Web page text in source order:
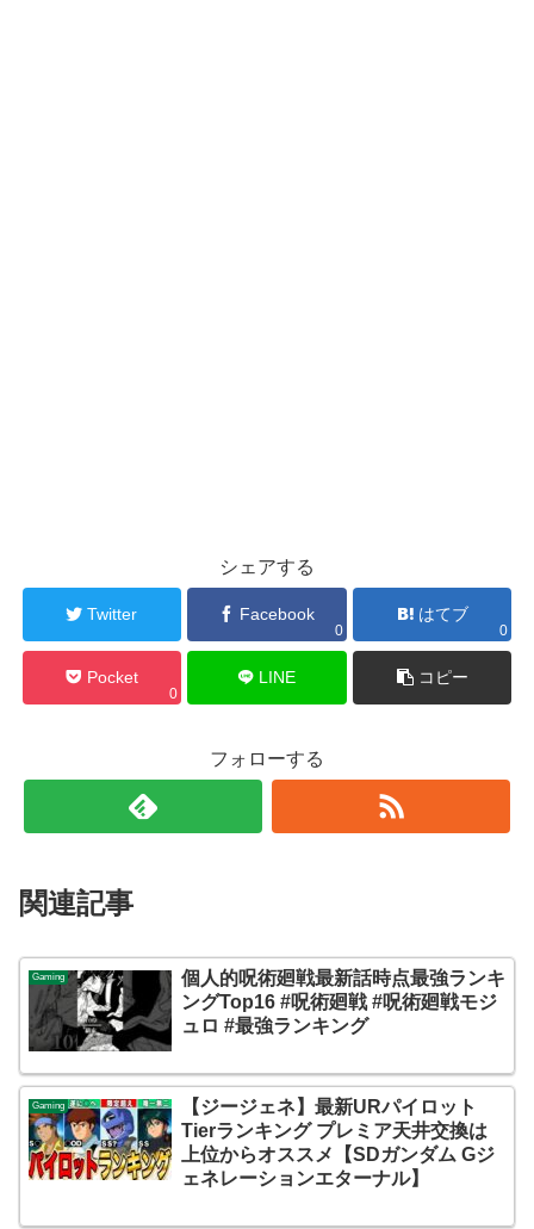
シェアする
Twitter Facebook
0
はてブ
0
Pocket
0
LINE コピー
フォローする
関連記事
Gaming
個人的呪術廻戦最新話時点最強ランキ
ングTop16 #呪術廻戦 #呪術廻戦モジ
ュロ #最強ランキング
Gaming
【ジージェネ】最新URパイロット
Tierランキング プレミア天井交換は
上位からオススメ【SDガンダム Gジ
ェネレーションエターナル】